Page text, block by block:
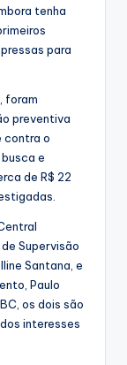
tenha
para
foram
preventiva
contra o
e
de R$ 22
Supervisão
Santana, e
Paulo
os dois são
interesses